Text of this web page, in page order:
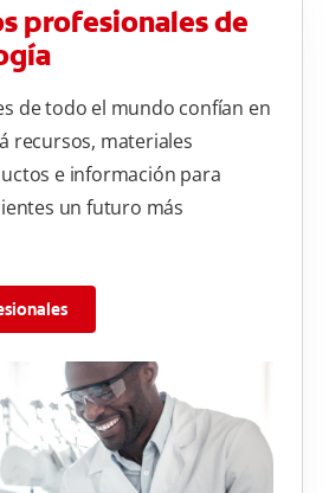
profesionales de
de todo el mundo confían en
recursos, materiales
e información para
un futuro más